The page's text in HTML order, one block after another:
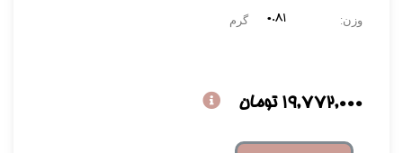
وزن: ۰.۸1 گرم
19,772,000 تومان